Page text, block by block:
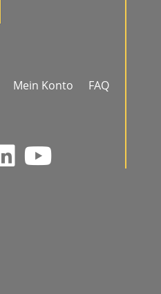
Mein Konto FAQ